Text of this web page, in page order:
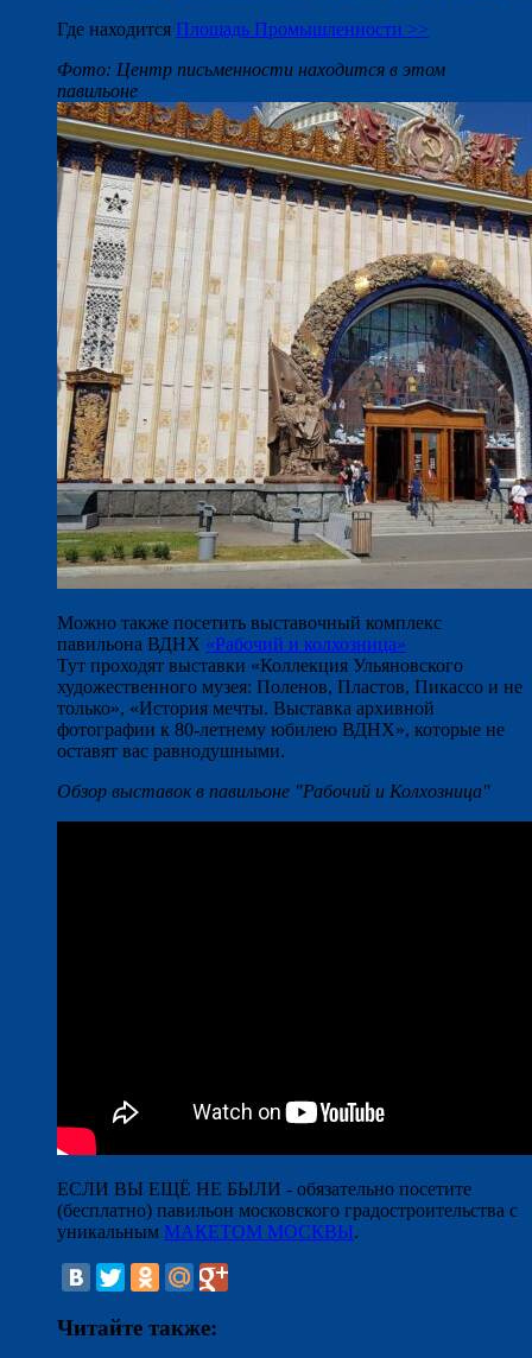
Где находится Площадь Промышленности >>
Фото: Центр письменности находится в этом
павильоне
Можно также посетить выставочный комплекс
павильона ВДНХ «Рабочий и колхозница»
Тут проходят выставки «Коллекция Ульяновского
художественного музея: Поленов, Пластов, Пикассо и не
только», «История мечты. Выставка архивной
фотографии к 80-летнему юбилею ВДНХ», которые не
оставят вас равнодушными.
Обзор выставок в павильоне "Рабочий и Колхозница"
ЕСЛИ ВЫ ЕЩЁ НЕ БЫЛИ - обязательно посетите
(бесплатно) павильон московского градостроительства с
уникальным МАКЕТОМ МОСКВЫ.
Читайте также: